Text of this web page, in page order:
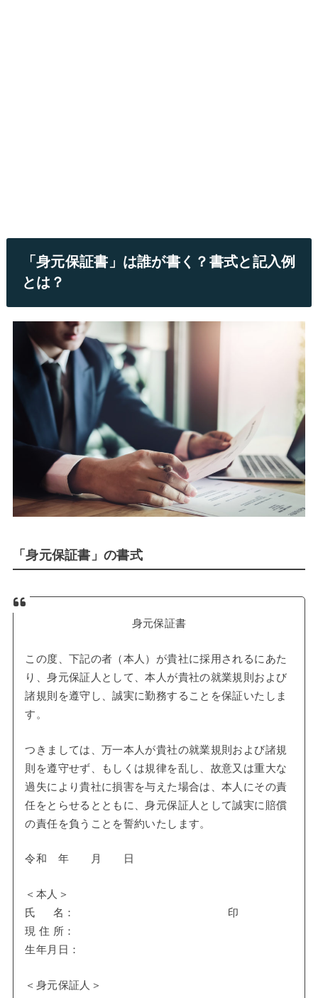
「身元保証書」は誰が書く？書式と記入例
とは？
「身元保証書」の書式
身元保証書
この度、下記の者（本人）が貴社に採用されるにあた
り、身元保証人として、本人が貴社の就業規則および
諸規則を遵守し、誠実に勤務することを保証いたしま
す。
つきましては、万一本人が貴社の就業規則および諸規
則を遵守せず、もしくは規律を乱し、故意又は重大な
過失により貴社に損害を与えた場合は、本人にその責
任をとらせるとともに、身元保証人として誠実に賠償
の責任を負うことを誓約いたします。
令和 年 月 日
＜本人＞
氏 名： 印
現 住 所：
生年月日：
＜身元保証人＞